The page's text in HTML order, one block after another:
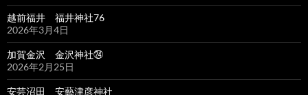
越前福井 福井神社76
2026年3月4日
加賀金沢 金沢神社㉔
2026年2月25日
安芸沼田 安藝津彦神社